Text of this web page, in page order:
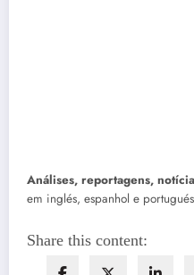
Análises, reportagens,
em inglés, espanhol e
Share this content: